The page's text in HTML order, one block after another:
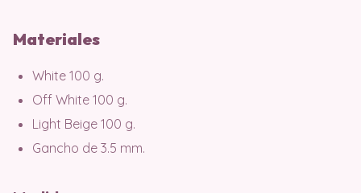
Materiales
White 100 g.
Off White 100 g.
Light Beige 100 g.
Gancho de 3.5 mm.